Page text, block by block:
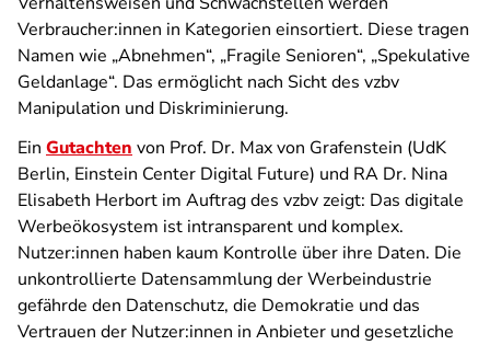
Verbraucher:innen in Kategorien einsortiert. Diese tragen
Namen wie „Abnehmen“, „Fragile Senioren“, „Spekulative
Geldanlage“. Das ermöglicht nach Sicht des vzbv
Manipulation und Diskriminierung.
Ein Gutachten von Prof. Dr. Max von Grafenstein (UdK
Berlin, Einstein Center Digital Future) und RA Dr. Nina
Elisabeth Herbort im Auftrag des vzbv zeigt: Das digitale
Werbeökosystem ist intransparent und komplex.
Nutzer:innen haben kaum Kontrolle über ihre Daten. Die
unkontrollierte Datensammlung der Werbeindustrie
gefährde den Datenschutz, die Demokratie und das
Vertrauen der Nutzer:innen in Anbieter und gesetzliche